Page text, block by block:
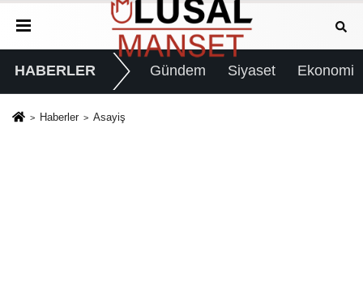
HABERLER Gündem Siyaset Ekonomi
Haberler Asayiş